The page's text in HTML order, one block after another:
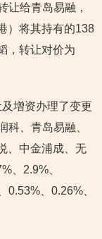
让给青岛易融，
）将其持有的138
，转让对价为
增资办理了变更
科、青岛易融、
、中金浦成、无
、2.9%、
0.53%、0.26%、